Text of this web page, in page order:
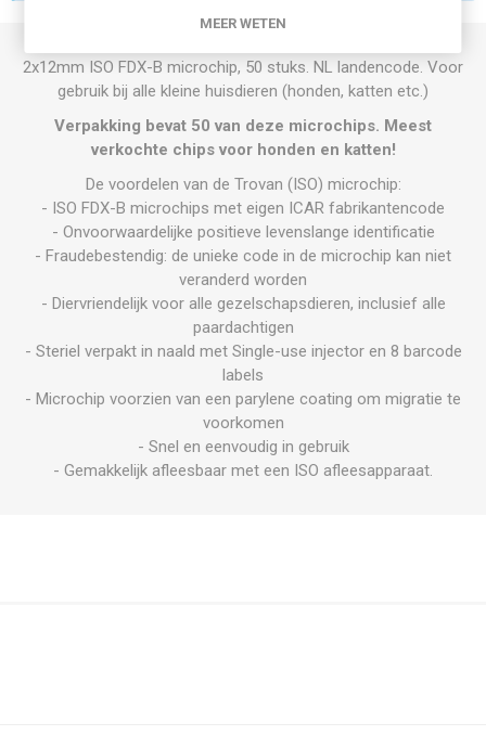
2x12mm ISO FDX-B microchip, 50 stuks. NL landencode. Voor
gebruik bij alle kleine huisdieren (honden, katten etc.)
Verpakking bevat 50 van deze microchips. Meest
verkochte chips voor honden en katten!
De voordelen van de Trovan (ISO) microchip:
- ISO FDX-B microchips met eigen ICAR fabrikantencode
- Onvoorwaardelijke positieve levenslange identificatie
- Fraudebestendig: de unieke code in de microchip kan niet
veranderd worden
- Diervriendelijk voor alle gezelschapsdieren, inclusief alle
paardachtigen
- Steriel verpakt in naald met Single-use injector en 8 barcode
labels
- Microchip voorzien van een parylene coating om migratie te
voorkomen
- Snel en eenvoudig in gebruik
- Gemakkelijk afleesbaar met een ISO afleesapparaat.
MEER WETEN